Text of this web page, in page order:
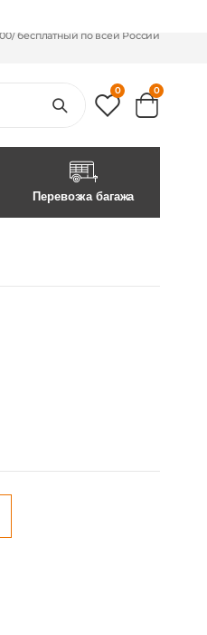
бесплатный по всей России
0 0
Перевозка багажа